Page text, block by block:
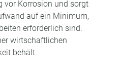
vor Korrosion und sorgt
auf ein Minimum,
erforderlich sind.
wirtschaftlichen
behält.